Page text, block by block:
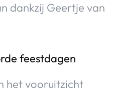
Lifestyle
dankzij Geertje van
feestdagen
het vooruitzicht